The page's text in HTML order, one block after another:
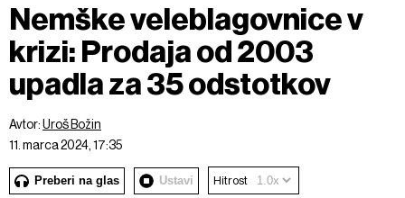
Nemške veleblagovnice v
krizi: Prodaja od 2003
upadla za 35 odstotkov
Avtor:Uroš Božin
11. marca 2024, 17:35
Preberi na glas Ustavi Hitrost